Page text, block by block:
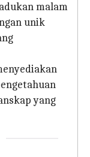
malam
unik
yang